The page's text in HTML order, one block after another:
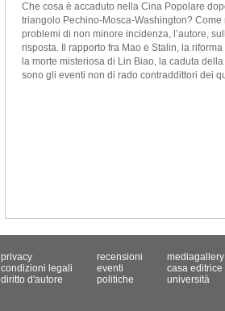
Che cosa è accaduto nella Cina Popolare
triangolo Pechino-Mosca-Washington?
problemi di non minore incidenza, l’autore,
risposta. Il rapporto fra Mao e Stalin, la
la morte misteriosa di Lin Biao, la caduta
sono gli eventi non di rado contraddittori dei
privacy
condizioni legali
diritto d'autore
recensioni
eventi
politiche
mediagallery
casa editrice
università